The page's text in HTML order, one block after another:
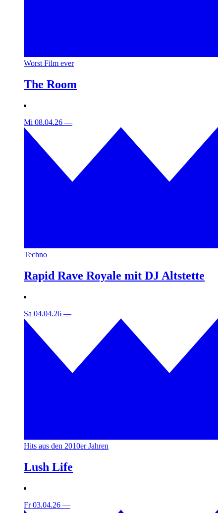
Worst Film ever
The Room
Mi 08.04.26 —
Techno
Rapid Rave Royale mit DJ Altstette
Sa 04.04.26 —
Hits aus den 2010er Jahren
Lush Life
Fr 03.04.26 —